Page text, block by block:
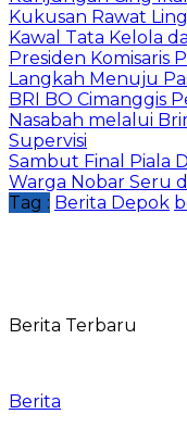
Kukusan Rawat
Kawal Tata Kelola
Presiden Komisaris
Langkah Menuju
BRI BO Cimanggis
Nasabah melalui
Supervisi
Sambut Final Piala
Warga Nobar Seru
Tag : Berita Depok
Berita Terbaru
Berita